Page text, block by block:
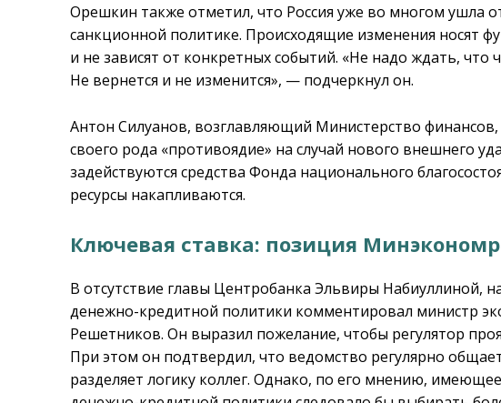
Орешкин также отметил, что Россия уже во многом ушла
санкционной политике. Происходящие изменения носят
и не зависят от конкретных событий. «Не надо ждать, что
Не вернется и не изменится», — подчеркнул он.
Антон Силуанов, возглавляющий Министерство
своего рода «противоядие» на случай нового внешнего
задействуются средства Фонда национального
ресурсы накапливаются.
Ключевая ставка: позиция
В отсутствие главы Центробанка Эльвиры Набиуллиной,
денежно-кредитной политики комментировал министр
Решетников. Он выразил пожелание, чтобы регулятор
При этом он подтвердил, что ведомство регулярно
разделяет логику коллег. Однако, по его мнению,